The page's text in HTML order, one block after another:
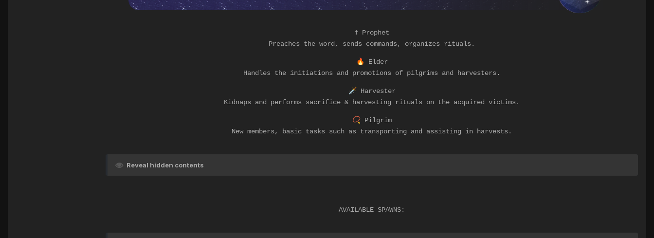
✝ Prophet
Preaches the word, sends commands, organizes rituals.
🔥 Elder
Handles the initiations and promotions of pilgrims and harvesters.
🗡️ Harvester
Kidnaps and performs sacrifice & harvesting rituals on the acquired victims.
📿Pilgrim
New members, basic tasks such as transporting and assisting in harvests.
Reveal hidden contents
AVAILABLE SPAWNS: